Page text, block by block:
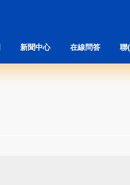
新聞中心 在線問答 聯